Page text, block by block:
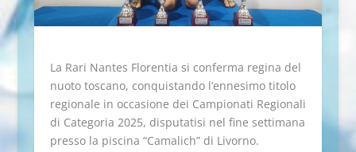
La Rari Nantes Florentia si conferma regina del
nuoto toscano, conquistando l’ennesimo titolo
regionale in occasione dei Campionati Regionali
di Categoria 2025, disputatisi nel fine settimana
presso la piscina “Camalich” di Livorno.